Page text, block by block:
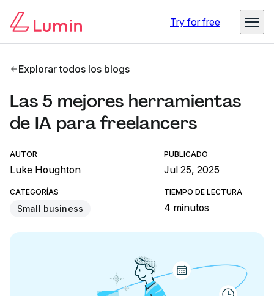
Try for free
Explorar todos los blogs
Las 5 mejores herramientas
de IA para freelancers
AUTOR
Luke Houghton
PUBLICADO
Jul 25, 2025
CATEGORÍAS
Small business
TIEMPO DE LECTURA
4 minutos